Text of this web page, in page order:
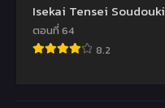
Isekai Tensei Soudouki
ตอนที่ 64
8.2